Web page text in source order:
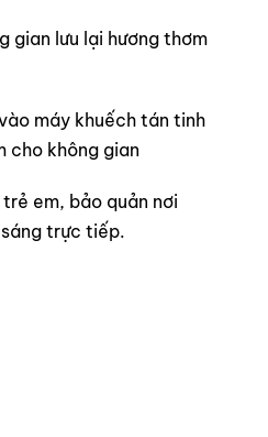
gian lưu lại hương thơm
máy khuếch tán tinh
cho không gian
em, bảo quản nơi
trực tiếp.